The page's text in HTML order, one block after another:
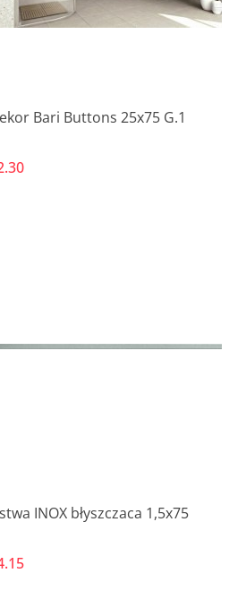
Produkt niedostępny
Bari Buttons 25x75 G.1
INOX błyszczaca 1,5x75